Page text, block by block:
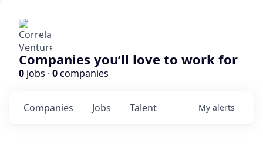
Companies you’ll love to work for
0 jobs · 0companies
Jobs
Companies Talent My alerts